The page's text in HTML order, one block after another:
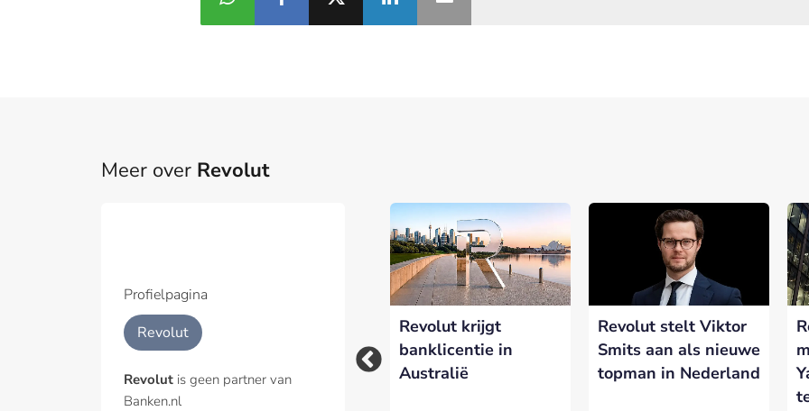
Meer over Revolut
Profielpagina
Revolut
Revolut is geen partner van
Banken.nl
Partnerships bij Banken.nl
Een partnership met Banken.nl biedt diverse mogelijkheden om je merk
het platform voor de Nederlandse bankensector.
Geïnteresseerd in meer informatie?
Laat hieronder je gegevens achter.
De kassa verhuist
naar de chat: Revolut
Pay opent de deur
Revolut bewapent
fraude met realtime
Revolut krijgt
banklicentie in
Australië
Revolut stelt Viktor
Smits aan als nieuwe
topman in Nederland